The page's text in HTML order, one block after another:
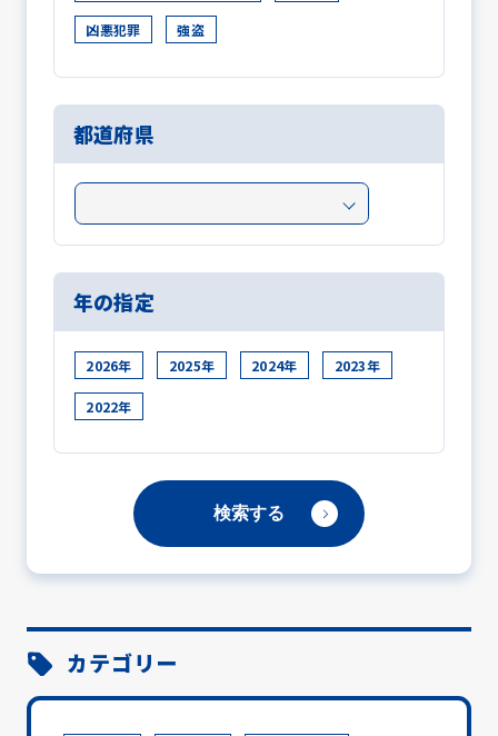
凶悪犯罪 強盗
都道府県
年の指定
2026年 2025年 2024年 2023年
2022年
カテゴリー